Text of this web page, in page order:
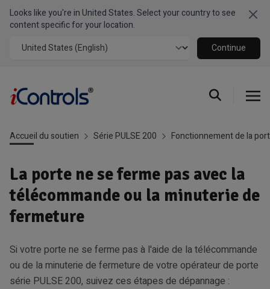
Looks like you're in United States. Select your country to see
content specific for your location.
Continue
Accueil du soutien Série PULSE 200 Fonctionnement de la
La porte ne se ferme pas avec la
télécommande ou la minuterie de
fermeture
Si votre porte ne se ferme pas à l'aide de la télécommande
ou de la minuterie de fermeture de votre opérateur de porte
série PULSE 200, suivez ces étapes de dépannage :